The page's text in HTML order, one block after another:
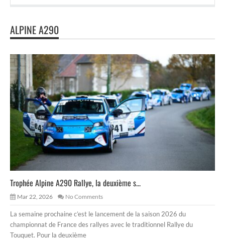
ALPINE A290
Trophée Alpine A290 Rallye, la deuxième s...
Mar 22, 2026 No Comments
La semaine prochaine c’est le lancement de la saison 2026 du
championnat de France des rallyes avec le traditionnel Rallye du
Touquet. Pour la deuxième